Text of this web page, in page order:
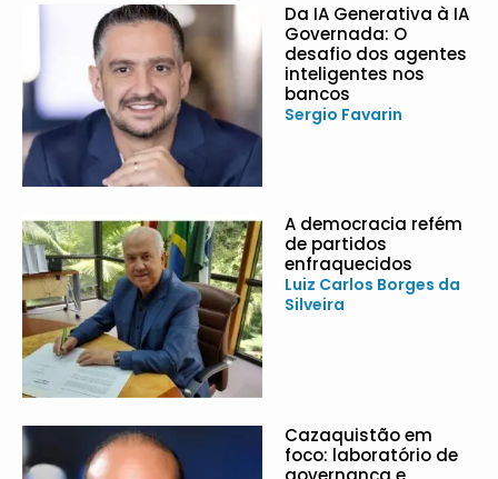
Da IA Generativa à IA
Governada: O
desafio dos agentes
inteligentes nos
bancos
Sergio Favarin
A democracia refém
de partidos
enfraquecidos
Luiz Carlos Borges da
Silveira
Cazaquistão em
foco: laboratório de